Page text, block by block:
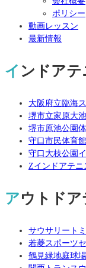
ポリシー
動画レッスン
最新情報
インドア
大阪府立臨海
堺市立家原大
堺市原池公園
守口市民体育
守口大枝公園
Zインドアテニ
アウトド
サウサリート
若菱スポーツ
鶴見緑地庭球